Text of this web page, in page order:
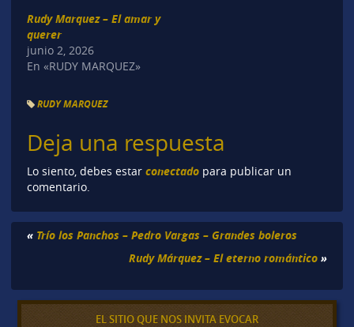
Rudy Marquez – El amar y
querer
junio 2, 2026
En «RUDY MARQUEZ»
RUDY MARQUEZ
Deja una respuesta
Lo siento, debes estar conectadopara publicar un
comentario.
« Trío los Panchos – Pedro Vargas – Grandes boleros
Rudy Márquez – El eterno romántico »
EL SITIO QUE NOS INVITA EVOCAR